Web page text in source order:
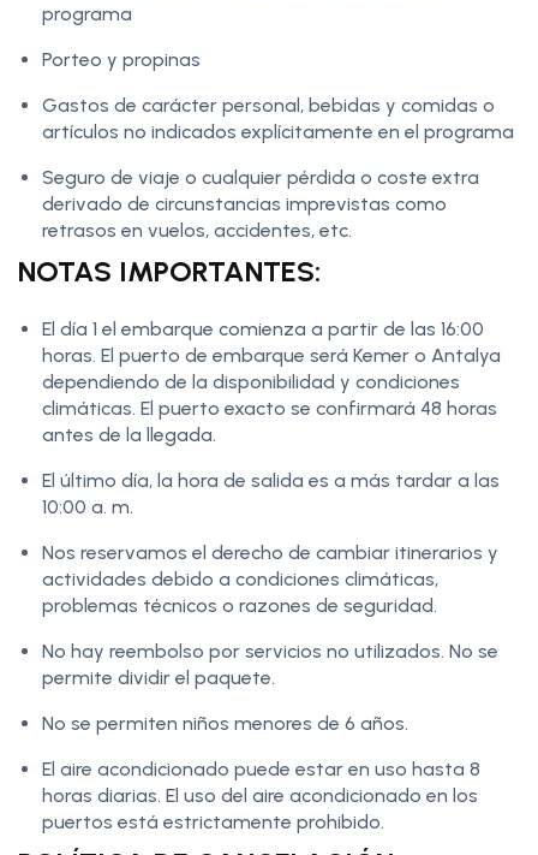
programa
Porteo y propinas
Gastos de carácter personal, bebidas y comidas o
artículos no indicados explícitamente en el programa
Seguro de viaje o cualquier pérdida o coste extra
derivado de circunstancias imprevistas como
retrasos en vuelos, accidentes, etc.
NOTAS IMPORTANTES:
El día 1 el embarque comienza a partir de las 16:00
horas. El puerto de embarque será Kemer o Antalya
dependiendo de la disponibilidad y condiciones
climáticas. El puerto exacto se confirmará 48 horas
antes de la llegada.
El último día, la hora de salida es a más tardar a las
10:00 a. m.
Nos reservamos el derecho de cambiar itinerarios y
actividades debido a condiciones climáticas,
problemas técnicos o razones de seguridad.
No hay reembolso por servicios no utilizados. No se
permite dividir el paquete.
No se permiten niños menores de 6 años.
El aire acondicionado puede estar en uso hasta 8
horas diarias. El uso del aire acondicionado en los
puertos está estrictamente prohibido.